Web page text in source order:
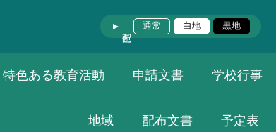
通常 白地 黒地
特色ある教育活動 申請文書 学校行事
地域 配布文書 予定表